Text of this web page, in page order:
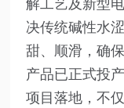
解工艺及新型
决传统碱性水
甜、顺滑，确
产品已正式投
项目落地，不